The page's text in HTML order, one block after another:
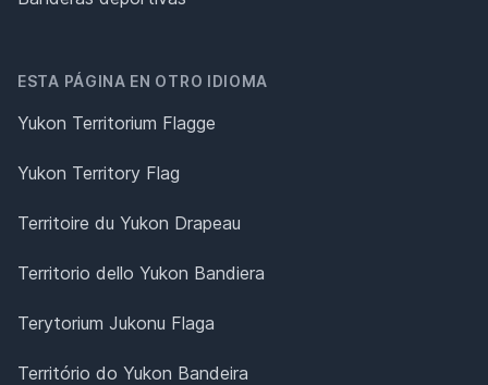
ESTA PÁGINA EN OTRO IDIOMA
Yukon Territorium Flagge
Yukon Territory Flag
Territoire du Yukon Drapeau
Territorio dello Yukon Bandiera
Terytorium Jukonu Flaga
Território do Yukon Bandeira